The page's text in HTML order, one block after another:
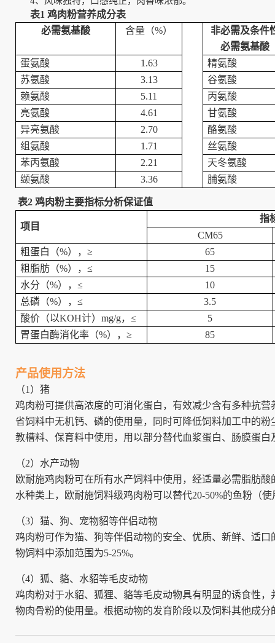
表1 鸡肉粉营养成分表
必需氨基酸
含量（%）
非必需及条件
必需氨基酸
蛋氨酸
1.63
精氨酸
苏氨酸
3.13
谷氨酸
赖氨酸
5.11
丙氨酸
亮氨酸
4.61
甘氨酸
异亮氨酸
2.70
酪氨酸
组氨酸
1.71
丝氨酸
苯丙氨酸
2.21
天冬氨酸
缬氨酸
3.36 脯氨酸
表2 鸡肉粉主要指标分析保证值
项目
指
CM65
粗蛋白（%），≥
65
粗脂肪（%），≤
15
水分（%），≤
10
总磷（%），≤
3.5
酸价（以KOH计）mg/g，≤
5
胃蛋白酶消化率（%），≥
85
产品使用方法
（1）猪
鸡肉粉可提供高浓度的可消化蛋白，有效减少含有多种抗
省饲料中无机钙、磷的使用量，同时可降低饲料加工中的
教槽料、保育料中使用，用以部分替代血浆蛋白、肠膜蛋
（2）水产动物
欧耐施鸡肉粉可在所有水产饲料中使用，经适量必需脂肪
水种类上，欧耐施饲料级鸡肉粉可以替代20-50%的鱼粉（
（3）猫、狗、宠物貂等伴侣动物
鸡肉粉可作为猫、狗等伴侣动物的安全、优质、新鲜、适
物饲料中添加范围为5-25%。
（4）狐、貉、水貂等毛皮动物
鸡肉粉对于水貂、狐狸、貉等毛皮动物具有明显的诱食性
物肉骨粉的使用量。根据动物的发育阶段以及饲料其他成